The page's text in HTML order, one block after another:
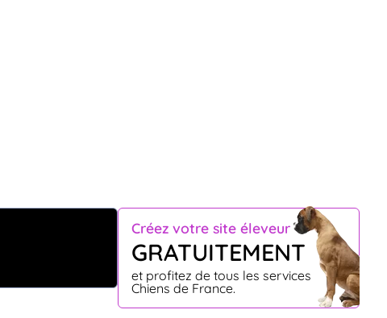
Créez votre site éleveur
GRATUITEMENT
et profitez de tous les services
Chiens de France.